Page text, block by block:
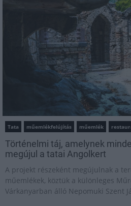
Tata műemlékfelújítás műemlék
Történelmi táj, amelynek
megújul a tatai Angolkert
A projekt részeként megújulnak a
műemlékek, köztük a különleges
Várkanyarban álló Nepomuki Szent